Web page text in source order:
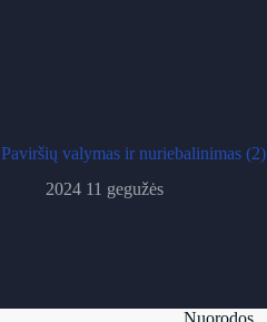
Paviršių valymas ir nuriebalinimas (2)
2024 11 gegužės